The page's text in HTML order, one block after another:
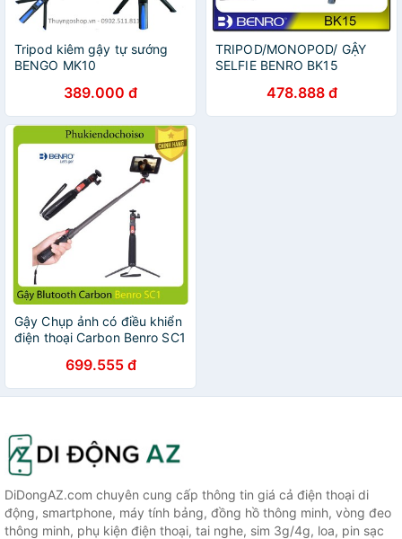
Tripod kiêm gậy tự sướng
BENGO MK10
389.000 đ
TRIPOD/MONOPOD/ GẬY
SELFIE BENRO BK15
478.888 đ
Gậy Chụp ảnh có điều khiển
điện thoại Carbon Benro SC1
699.555 đ
DiDongAZ.com chuyên cung cấp thông tin giá cả điện thoại di
động, smartphone, máy tính bảng, đồng hồ thông minh, vòng đeo
thông minh, phụ kiện điện thoại, tai nghe, sim 3g/4g, loa, pin sạc